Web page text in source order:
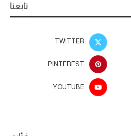
تابعنا
TWITTER
PINTEREST
YOUTUBE